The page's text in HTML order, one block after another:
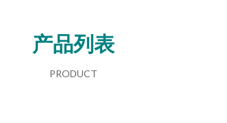
产品列表
PRODUCT